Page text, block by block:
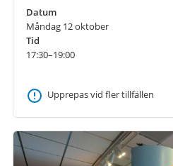
Datum
Måndag 12 oktober
Tid
17:30–19:00
Upprepas vid fler tillfällen